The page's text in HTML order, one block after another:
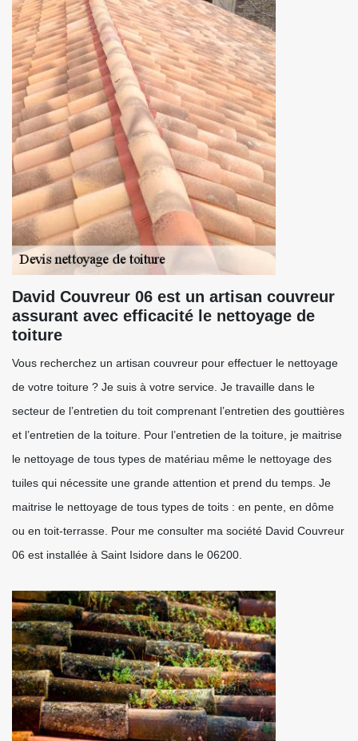
David Couvreur 06 est un artisan couvreur
assurant avec efficacité le nettoyage de
toiture
Vous recherchez un artisan couvreur pour effectuer le nettoyage
de votre toiture ? Je suis à votre service. Je travaille dans le
secteur de l’entretien du toit comprenant l’entretien des gouttières
et l’entretien de la toiture. Pour l’entretien de la toiture, je maitrise
le nettoyage de tous types de matériau même le nettoyage des
tuiles qui nécessite une grande attention et prend du temps. Je
maitrise le nettoyage de tous types de toits : en pente, en dôme
ou en toit-terrasse. Pour me consulter ma société David Couvreur
06 est installée à Saint Isidore dans le 06200.